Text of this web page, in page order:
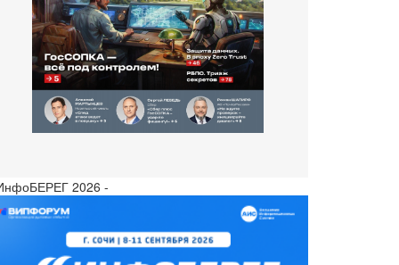
2026 -